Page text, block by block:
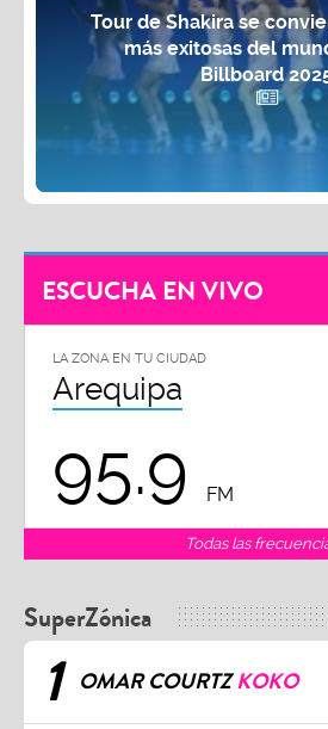
Tour de Shakira se
más exitosas del
Billboard
ESCUCHA EN VIVO
LA ZONA EN TU CIUDAD
Arequipa
95.9 FM
Todas las
SuperZónica
1 OMAR COURTZKOKO